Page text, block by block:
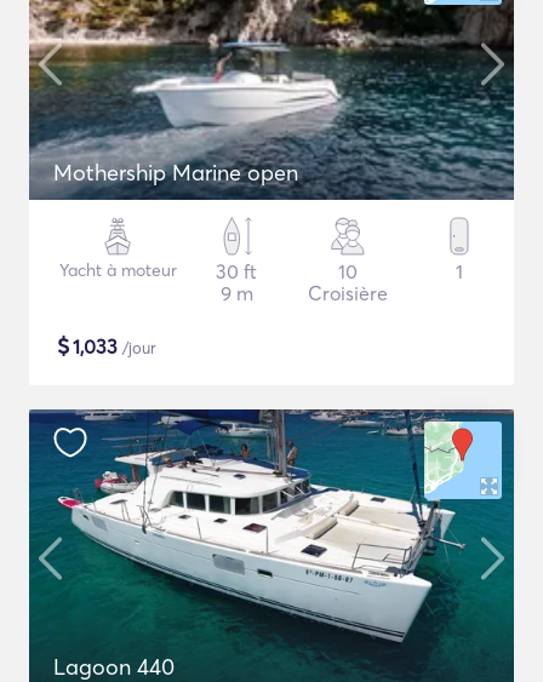
Mothership Marine open
Yacht à moteur
30 ft
9 m
10
Croisière
1
$1,033 /jour
Lagoon 440